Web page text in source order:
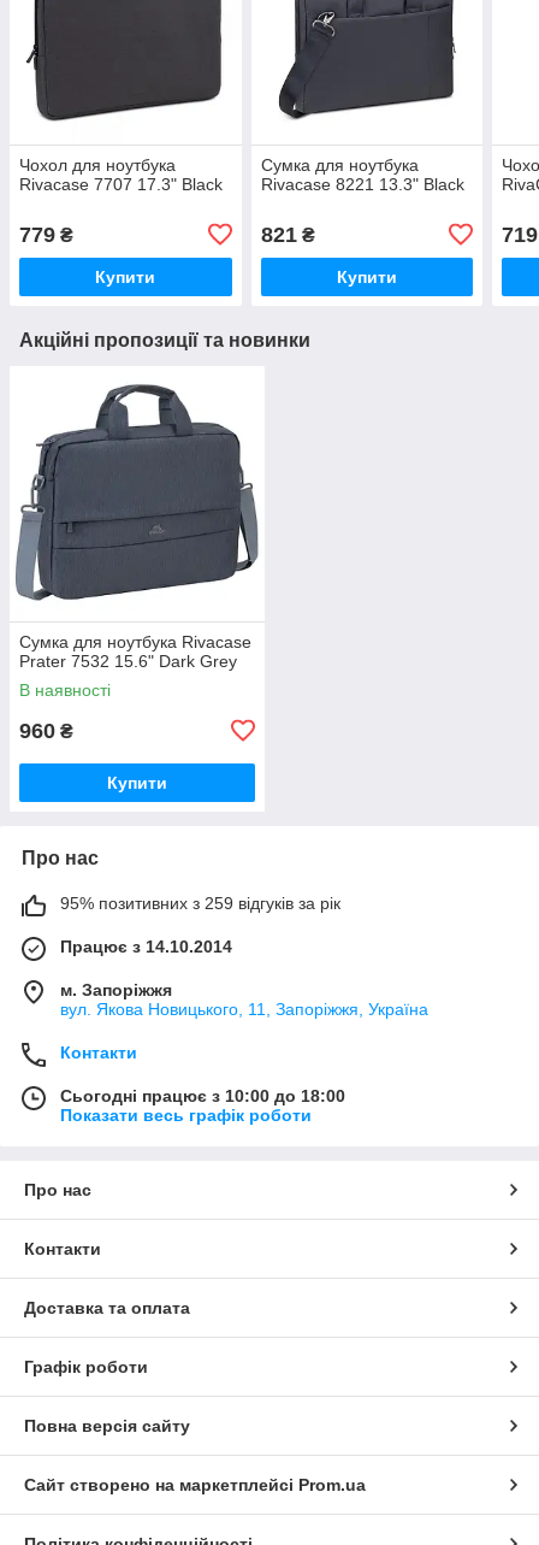
Чохол для ноутбука
Rivacase 7707 17.3" Black
779 ₴
Купити
Сумка для ноутбука
Rivacase 8221 13.3" Black
821₴
Купити
719
Акційні пропозиції та новинки
Сумка для ноутбука Rivacase
Prater 7532 15.6" Dark Grey
В наявності
960 ₴
Купити
Про нас
95% позитивних з 259 відгуків за рік
Працює з 14.10.2014
м. Запоріжжя
вул. Якова Новицького, 11, Запоріжжя, Україна
Контакти
Сьогодні працює з 10:00 до 18:00
Показати весь графік роботи
Про нас
Контакти
Доставка та оплата
Графік роботи
Повна версія сайту
Сайт створено на маркетплейсі Prom.ua